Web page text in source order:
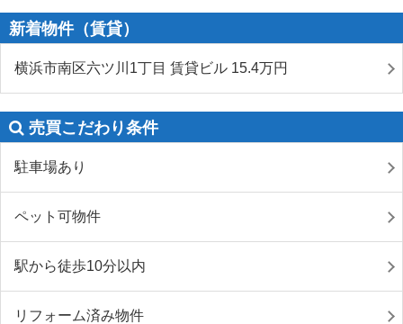
新着物件（賃貸）
横浜市南区六ツ川1丁目 賃貸ビル 15.4万円
売買こだわり条件
駐車場あり
ペット可物件
駅から徒歩10分以内
リフォーム済み物件